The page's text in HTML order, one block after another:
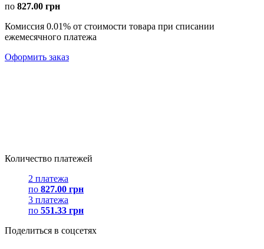
по 827.00 грн
Комиссия 0.01% от стоимости товара при списании
ежемесячного платежа
Оформить заказ
Количество платежей
2 платежа
по 827.00 грн
3 платежа
по 551.33 грн
Поделиться в соцсетях